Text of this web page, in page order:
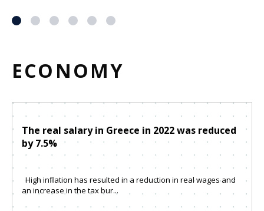
ECONOMY
The real salary in Greece in 2022 was reduced
by 7.5%
High inflation has resulted in a reduction in real wages and
an increase in the tax bur...